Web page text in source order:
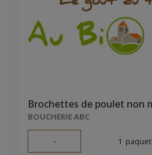
BOUCHERIE ABC
- 1 paquet